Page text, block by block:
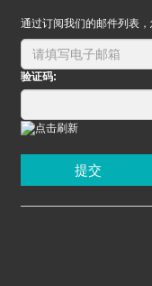
通过订阅我们的邮件列表
验证码:
提交